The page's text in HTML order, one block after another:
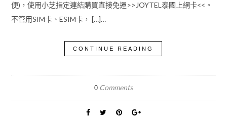
便)，使用小芝指定連結購買直接免運>>JOYTEL泰國上網卡<<。
不管用SIM卡、ESIM卡， […]…
CONTINUE READING
0Comments